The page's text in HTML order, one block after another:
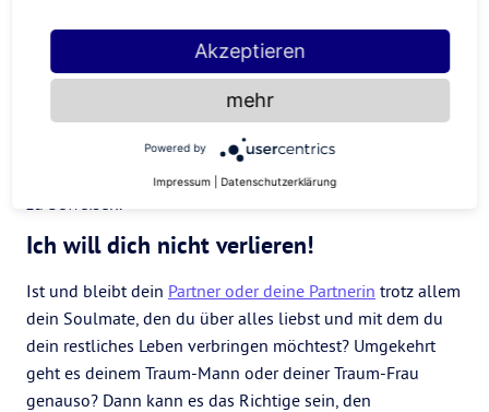
die gemeinsamen Erinnerungen wegwerfen? Ein
derartiger Fehltritt tut ungemein weh, aber er kann auch
die Chance bieten, miteinander zu wachsen. Warum ist es
passiert? Was könnt ihr daraus lernen? Tut es dem Partner
oder der Partnerin wirklich aufrichtig leid, so hat der- oder
diejenige eventuell noch eine Chance verdient, das auch
zu beweisen.
Ich will dich nicht verlieren!
Ist und bleibt dein Partner oder deine Partnerin trotz allem
dein Soulmate, den du über alles liebst und mit dem du
dein restliches Leben verbringen möchtest? Umgekehrt
geht es deinem Traum-Mann oder deiner Traum-Frau
genauso? Dann kann es das Richtige sein, den
Akzeptieren
mehr
Powered by
Impressum Datenschutzerklärung